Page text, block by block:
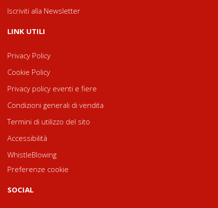
Iscriviti alla Newsletter
LINK UTILI
Privacy Policy
Cookie Policy
Privacy policy eventi e fiere
Condizioni generali di vendita
Termini di utilizzo del sito
Accessibilità
WhistleBlowing
Preferenze cookie
SOCIAL